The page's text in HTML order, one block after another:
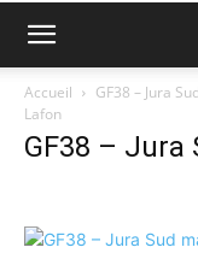
Accueil GF38 – Jura
Lafon
GF38 – Jura